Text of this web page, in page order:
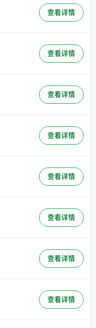
查看详情
查看详情
查看详情
查看详情
查看详情
查看详情
查看详情
查看详情